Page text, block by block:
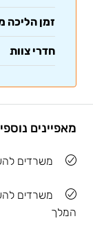
זמן
חדרי צוות
מאפיינים
משרדים
משרדים
המלך